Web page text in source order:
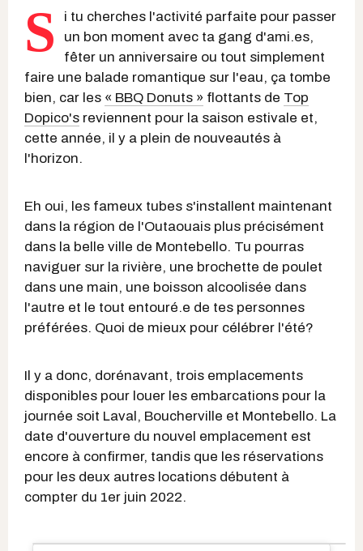
S
i tu cherches l'activité parfaite pour passer
un bon moment avec ta gang d'ami.es,
fêter un anniversaire ou tout simplement
faire une balade romantique sur l'eau, ça tombe
bien, car les « BBQ Donuts » flottants de Top
Dopico's reviennent pour la saison estivale et,
cette année, il y a plein de nouveautés à
l'horizon.
Eh oui, les fameux tubes s'installent maintenant
dans la région de l'Outaouais plus précisément
dans la belle ville de Montebello. Tu pourras
naviguer sur la rivière, une brochette de poulet
dans une main, une boisson alcoolisée dans
l'autre et le tout entouré.e de tes personnes
préférées. Quoi de mieux pour célébrer l'été?
Il y a donc, dorénavant, trois emplacements
disponibles pour louer les embarcations pour la
journée soit Laval, Boucherville et Montebello. La
date d'ouverture du nouvel emplacement est
encore à confirmer, tandis que les réservations
pour les deux autres locations débutent à
compter du 1er juin 2022.